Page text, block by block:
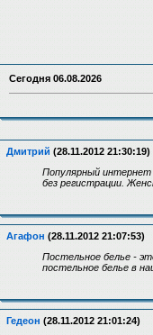
Сегодня 06.08.2026
Дмитрий (28.11.2012 21:30:19)
Популярный интернет
без регистрации.
Агафон (28.11.2012 21:07:53)
Постельное белье -
постельное белье в
Гедеон (28.11.2012 21:01:24)